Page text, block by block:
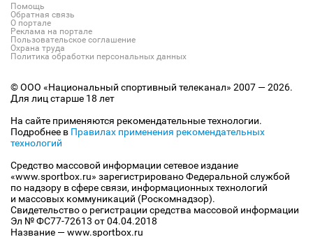
Помощь
Обратная связь
О портале
Реклама на портале
Пользовательское соглашение
Охрана труда
Политика обработки персональных данных
© ООО «Национальный спортивный телеканал» 2007 — 2026.
Для лиц старше 18 лет
На сайте применяются рекомендательные технологии.
Подробнее в Правилах применения рекомендательных
технологий
Средство массовой информации сетевое издание
«www.sportbox.ru» зарегистрировано Федеральной службой
по надзору в сфере связи, информационных технологий
и массовых коммуникаций (Роскомнадзор).
Свидетельство о регистрации средства массовой информации
Эл № ФС77-72613 от 04.04.2018
Название — www.sportbox.ru